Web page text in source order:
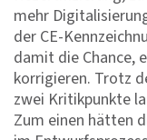
mehr
der CE-
damit die Chance,
korrigieren. Trotz
zwei Kritikpunkte
Zum einen hätten